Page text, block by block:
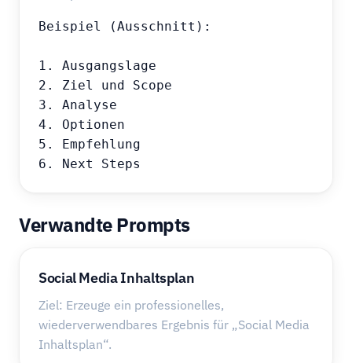
Beispiel (Ausschnitt):
1. Ausgangslage
2. Ziel und Scope
3. Analyse
4. Optionen
5. Empfehlung
6. Next Steps
Verwandte Prompts
Social Media Inhaltsplan
Ziel: Erzeuge ein professionelles,
wiederverwendbares Ergebnis für „Social Media
Inhaltsplan“.